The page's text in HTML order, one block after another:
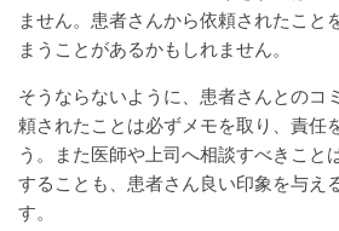
ません。患者さんから依頼されたこと
まうことがあるかもしれません。
そうならないように、患者さんとのコ
頼されたことは必ずメモを取り、責任
う。また医師や上司へ相談すべきこと
することも、患者さん良い印象を与え
す。